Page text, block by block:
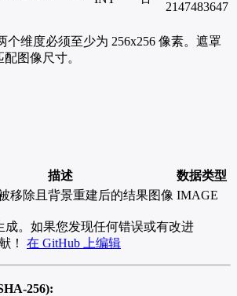
2147483647
个维度必须至少为 256x256 像素。遮罩
图像尺寸。
描述 数据类型
移除且背景重建后的结果图像 IMAGE
成。如果您发现任何错误或有改进
！ 在 GitHub 上编辑
256):